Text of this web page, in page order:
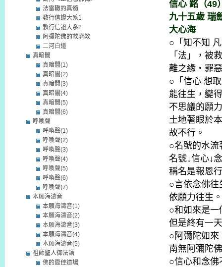
信心 銘（49
九十五歲 瑞
大心海
○「知不知
「法」，被
離之緣・罪
○「信心 想
能往生，變
不思議的願
土地著眼於
故不行。
○名號的水流
名號↓信心↓
稱名是報恩
○言依念佛往
依願力往生
○和如來是一
但是終有一
○阿彌陀如來
南無阿彌陀
○信心和念佛
法雷轍的真髓
教行信證大系1
教行信證大系2
阿彌陀佛的救濟教
二河白道
真暗闇
真暗闇(1)
真暗闇(2)
真暗闇(3)
真暗闇(4)
真暗闇(5)
真暗闇(6)
呼喚聲
呼喚聲(1)
呼喚聲(2)
呼喚聲(3)
呼喚聲(4)
呼喚聲(5)
呼喚聲(6)
呼喚聲(7)
本願海濤音
本願海濤音(1)
本願海濤音(2)
本願海濤音(3)
本願海濤音(4)
本願海濤音(5)
祖師聖人御法語
佛的最佳道場